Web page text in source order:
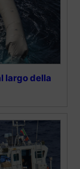
largo della